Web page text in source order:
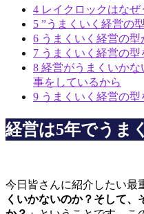
4 レイクロックはなぜ
5 ”うまくいく経営の
6 うまくいく経営の
7 うまくいく経営の
8 経営がうまくいか
事をしているから
9 うまくいく経営の
経営は5年でうま
今日皆さんに紹介したい最
くいかないのか？そして